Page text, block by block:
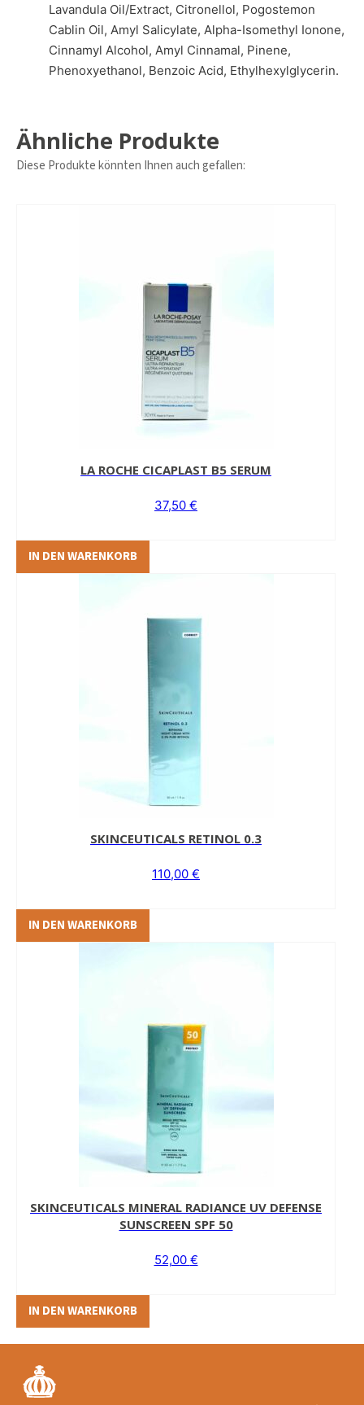
Lavandula Oil/Extract, Citronellol, Pogostemon
Cablin Oil, Amyl Salicylate, Alpha-Isomethyl Ionone,
Cinnamyl Alcohol, Amyl Cinnamal, Pinene,
Phenoxyethanol, Benzoic Acid, Ethylhexylglycerin.
Ähnliche Produkte
Diese Produkte könnten Ihnen auch gefallen:
LA ROCHE CICAPLAST B5 SERUM
37,50 €
IN DEN WARENKORB
SKINCEUTICALS RETINOL 0.3
110,00 €
IN DEN WARENKORB
SKINCEUTICALS MINERAL RADIANCE UV DEFENSE
SUNSCREEN SPF 50
52,00 €
IN DEN WARENKORB